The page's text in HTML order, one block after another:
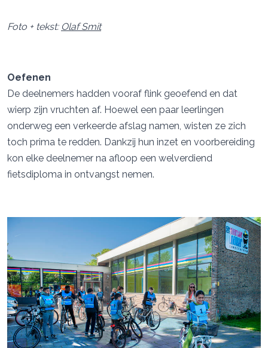
Foto + tekst: Olaf Smit
Oefenen
De deelnemers hadden vooraf flink geoefend en dat
wierp zijn vruchten af. Hoewel een paar leerlingen
onderweg een verkeerde afslag namen, wisten ze zich
toch prima te redden. Dankzij hun inzet en voorbereiding
kon elke deelnemer na afloop een welverdiend
fietsdiploma in ontvangst nemen.